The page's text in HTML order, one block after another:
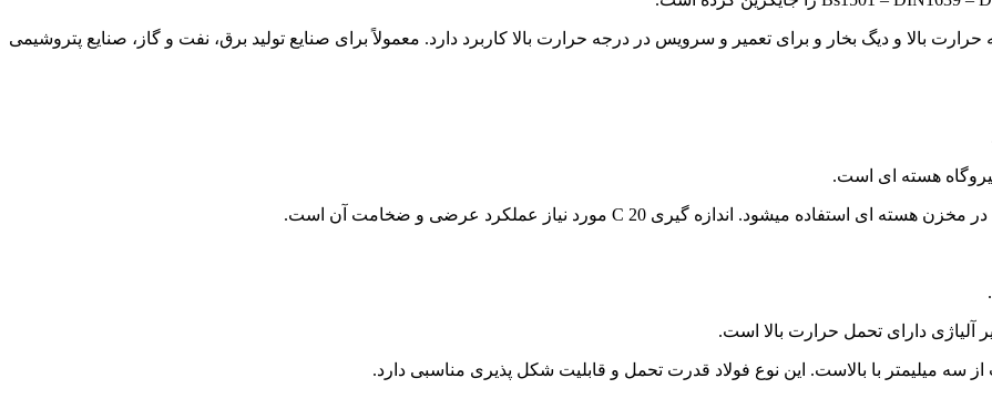
بالا و دیگ بخار و برای تعمیر و سرویس در درجه حرارت بالا کاربرد دارد. معمولاً برای صنایع تولید برق، نفت و گاز، صنایع پتروشیمی
هسته ای است.